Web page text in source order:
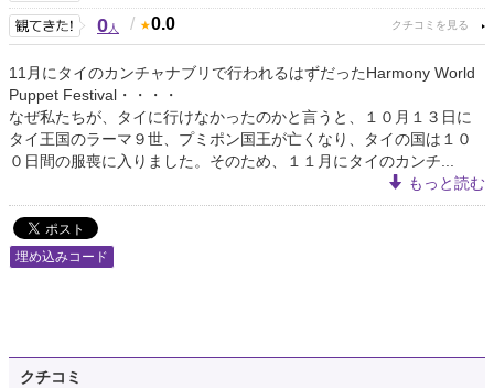
0人 / 0.0
11月にタイのカンチャナブリで行われるはずだったHarmony World
Puppet Festival・・・・
なぜ私たちが、タイに行けなかったのかと言うと、１０月１３日に
タイ王国のラーマ９世、プミポン国王が亡くなり、タイの国は１０
０日間の服喪に入りました。そのため、１１月にタイのカンチ...
もっと読む
埋め込みコード
クチコミ